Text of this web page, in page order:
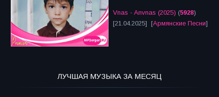
Vnas - Anvnas (2025) (5928)
[21.04.2025] [Армянские Песни]
ЛУЧШАЯ МУЗЫКА ЗА МЕСЯЦ